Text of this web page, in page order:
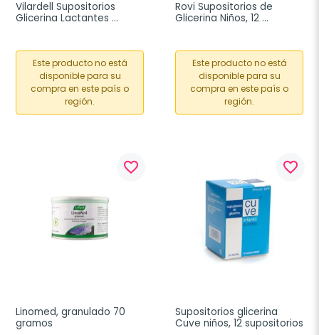
Vilardell Supositorios
Glicerina Lactantes
Este producto no está
disponible para su
compra en este país o
región.
Rovi Supositorios de
Glicerina Niños, 12
Este producto no está
disponible para su
compra en este país o
región.
favorite_border
Linomed, granulado 70
gramos
favorite_border
Supositorios glicerina
Cuve niños, 12 supositorios